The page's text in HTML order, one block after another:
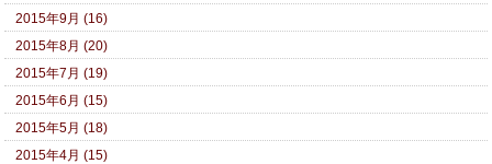
2015年9月 (16)
2015年8月 (20)
2015年7月 (19)
2015年6月 (15)
2015年5月 (18)
2015年4月 (15)